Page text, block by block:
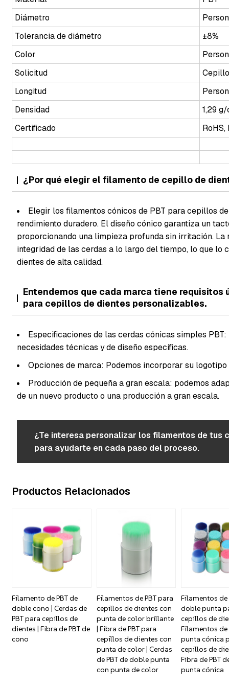
Diámetro
Tolerancia de diámetro
±8%
Color
Solicitud
Longitud
Densidad
1,29 g/
Certificado
RoHS,
¿Por qué elegir el filamento de cepillo de
Elegir los filamentos cónicos de PBT para cepillos
rendimiento duradero. El diseño cónico garantiza un
proporcionando una limpieza profunda sin irritación.
integridad de las cerdas a lo largo del tiempo, lo que
dientes de alta calidad.
Entendemos que cada marca tiene
para cepillos de dientes personalizables.
Especificaciones de las cerdas cónicas simples
necesidades técnicas y de diseño específicas.
Opciones de marca: Podemos incorporar su
Producción de pequeña a gran escala: podemos
de un nuevo producto o una producción a gran escala.
¿Te interesa personalizar los filamentos de tus
para ayudarte en cada paso del proceso.
Productos Relacionados
Filamento de PBT de
doble cono | Cerdas de
PBT para cepillos de
dientes | Fibra de PBT de
cono
Filamentos de PBT para
cepillos de dientes con
punta de color brillante
| Fibra de PBT para
cepillos de dientes con
punta de color | Cerdas
de PBT de doble punta
con punta de color
Filamentos de
doble punta
cepillos de
Filamentos
punta cónica
cepillos de
Fibra de PBT
punta cónica